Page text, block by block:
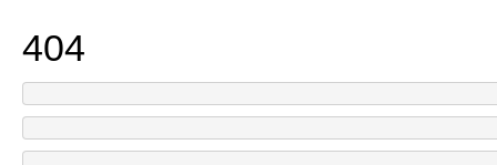
404